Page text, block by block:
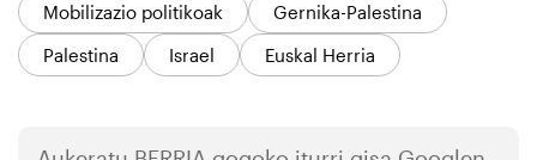
Mobilizazio politikoak
Gernika-Palestina
Palestina
Israel Euskal Herria